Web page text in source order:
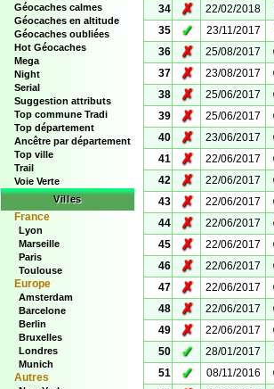
Géocaches calmes
Géocaches en altitude
Géocaches oubliées
Hot Géocaches
Mega
Night
Serial
Suggestion attributs
Top commune Tradi
Top département
Ancêtre par département
Top ville
Trail
Voie Verte
Villes
France
Lyon
Marseille
Paris
Toulouse
Europe
Amsterdam
Barcelone
Berlin
Bruxelles
Londres
Munich
Autres
34
✗ 22/02/2018
35
✓ 23/11/2017
36
✗ 25/08/2017
37
✗ 23/08/2017
38
✗ 25/06/2017
39
✗ 25/06/2017
40
✗ 23/06/2017
41
✗ 22/06/2017
42
✗ 22/06/2017
43
✗ 22/06/2017
44
✗ 22/06/2017
45
✗ 22/06/2017
46
✗ 22/06/2017
47
✗ 22/06/2017
48
✗ 22/06/2017
49
✗ 22/06/2017
50
✓ 28/01/2017
51
✓ 08/11/2016